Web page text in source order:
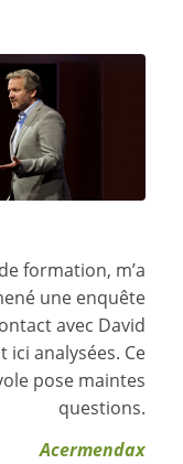
formation, m’a
une enquête
avec David
analysées. Ce
pose maintes
questions.
Acermendax